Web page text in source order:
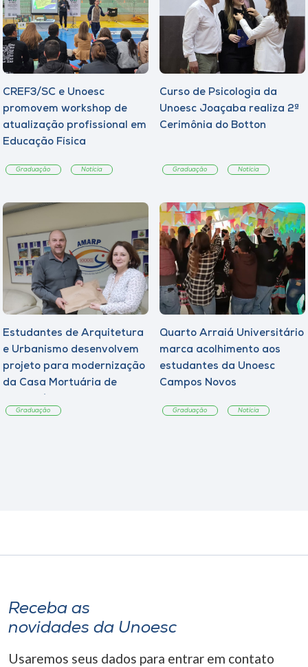
CREF3/SC e Unoesc
promovem workshop de
atualização profissional em
Educação Física
Graduação Notícia
Curso de Psicologia da
Unoesc Joaçaba realiza 2ª
Cerimônia do Botton
Graduação Notícia
Estudantes de Arquitetura
e Urbanismo desenvolvem
projeto para modernização
da Casa Mortuária de
Graduação
Quarto Arraiá Universitário
marca acolhimento aos
estudantes da Unoesc
Campos Novos
Graduação Notícia
Receba as
novidades da Unoesc
Usaremos seus dados para entrar em contato